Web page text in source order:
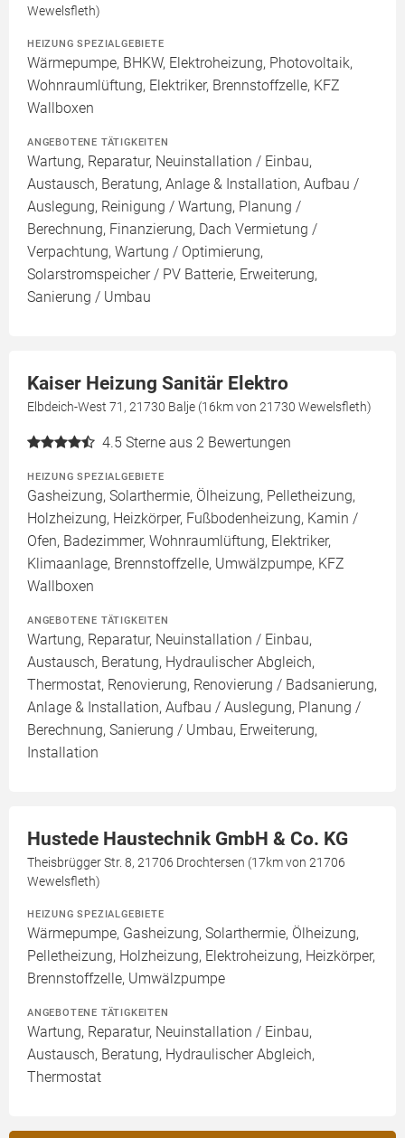
Wewelsfleth)
HEIZUNG SPEZIALGEBIETE
Wärmepumpe, BHKW, Elektroheizung, Photovoltaik,
Wohnraumlüftung, Elektriker, Brennstoffzelle, KFZ
Wallboxen
ANGEBOTENE TÄTIGKEITEN
Wartung, Reparatur, Neuinstallation / Einbau,
Austausch, Beratung, Anlage & Installation, Aufbau /
Auslegung, Reinigung / Wartung, Planung /
Berechnung, Finanzierung, Dach Vermietung /
Verpachtung, Wartung / Optimierung,
Solarstromspeicher / PV Batterie, Erweiterung,
Sanierung / Umbau
Kaiser Heizung Sanitär Elektro
Elbdeich-West 71, 21730 Balje (16km von 21730 Wewelsfleth)
4.5 Sterne aus 2 Bewertungen
HEIZUNG SPEZIALGEBIETE
Gasheizung, Solarthermie, Ölheizung, Pelletheizung,
Holzheizung, Heizkörper, Fußbodenheizung, Kamin /
Ofen, Badezimmer, Wohnraumlüftung, Elektriker,
Klimaanlage, Brennstoffzelle, Umwälzpumpe, KFZ
Wallboxen
ANGEBOTENE TÄTIGKEITEN
Wartung, Reparatur, Neuinstallation / Einbau,
Austausch, Beratung, Hydraulischer Abgleich,
Thermostat, Renovierung, Renovierung / Badsanierung,
Anlage & Installation, Aufbau / Auslegung, Planung /
Berechnung, Sanierung / Umbau, Erweiterung,
Installation
Hustede Haustechnik GmbH & Co. KG
Theisbrügger Str. 8, 21706 Drochtersen (17km von 21706
Wewelsfleth)
HEIZUNG SPEZIALGEBIETE
Wärmepumpe, Gasheizung, Solarthermie, Ölheizung,
Pelletheizung, Holzheizung, Elektroheizung, Heizkörper,
Brennstoffzelle, Umwälzpumpe
ANGEBOTENE TÄTIGKEITEN
Wartung, Reparatur, Neuinstallation / Einbau,
Austausch, Beratung, Hydraulischer Abgleich,
Thermostat